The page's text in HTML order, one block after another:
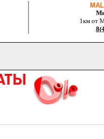
1км от